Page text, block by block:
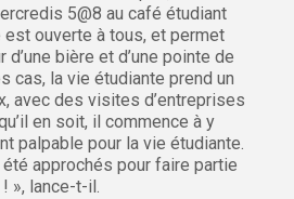
5@8 au café étudiant
est ouverte à tous, et permet
bière et d’une pointe de
cas, la vie étudiante prend un
avec des visites d’entreprises
en soit, il commence à y
palpable pour la vie étudiante.
approchés pour faire partie
», lance-t-il.